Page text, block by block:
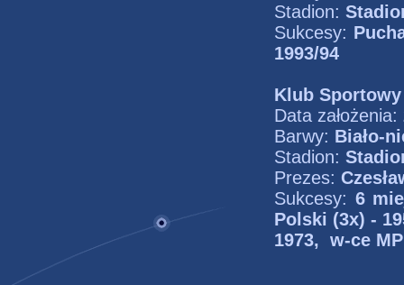
Stadion:
Sukcesy:
1993/94
Klub
Data założenia:
Barwy: Biało-
Stadion:
Prezes:
Sukcesy: 6
Polski (3x) -
1973, w-ce